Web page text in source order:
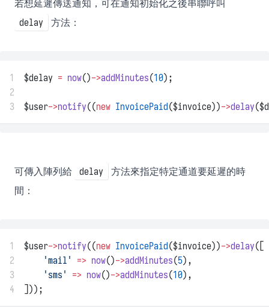
若想延遲傳送通知，可在通知初始化之後串聯呼叫
delay 方法：
1 $delay = now()->addMinutes(10);
2
3
$user->notify((new InvoicePaid($invoice))->delay
可傳入陣列給 delay
方法來指定特定通道要延遲的時
間：
1 $user->notify((new InvoicePaid($invoice))->delay([
2
'mail' => now()->addMinutes(5),
3
'sms' => now()->addMinutes(10),
4
]));